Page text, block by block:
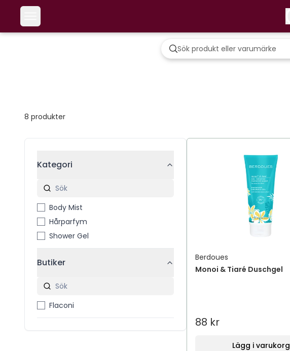
8 produkter
Kategori
Body Mist
Hårparfym
Shower Gel
Butiker
Flaconi
Berdoues
Monoi & Tiaré Duschgel
88 kr
Lägg i varukorg